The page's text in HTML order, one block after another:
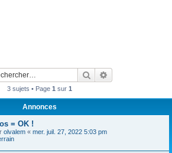
Rechercher
3 sujets • Page 1 sur 1
Annonces
= OK !
olvalem « mer. juil. 27, 2022 5:03 pm